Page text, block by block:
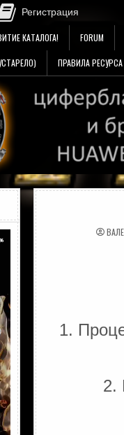
КАТАЛОГА! FORUM
ПРАВИЛА РЕСУРСА
1.
2.
Регистрация